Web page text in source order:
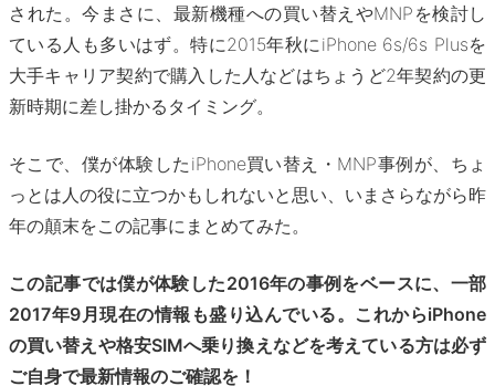
された。今まさに、最新機種への買い替えやMNPを検討し
ている人も多いはず。特に2015年秋にiPhone 6s/6s Plusを
大手キャリア契約で購入した人などはちょうど2年契約の更
新時期に差し掛かるタイミング。
そこで、僕が体験したiPhone買い替え・MNP事例が、ちょ
っとは人の役に立つかもしれないと思い、いまさらながら昨
年の顛末をこの記事にまとめてみた。
この記事では僕が体験した2016年の事例をベースに、一部
2017年9月現在の情報も盛り込んでいる。これからiPhone
の買い替えや格安SIMへ乗り換えなどを考えている方は必ず
ご自身で最新情報のご確認を！